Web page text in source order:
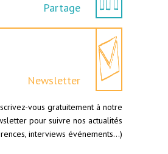
Partage
Newsletter
vous gratuitement à notre
pour suivre nos actualités
interviews événements…)